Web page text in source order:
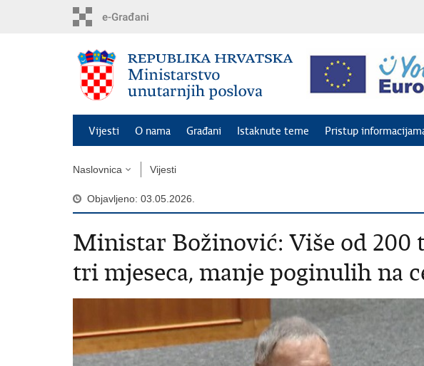
Vijesti O nama Građani Istaknute teme Pristup
Naslovnica Vijesti
Objavljeno: 03.05.2026.
Ministar Božinović: Više od 200
tri mjeseca, manje poginulih na